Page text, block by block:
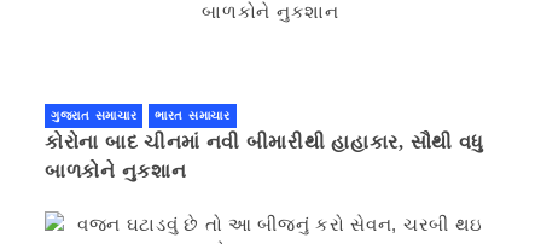
ગુજરાત સમાચાર ભારત સમાચાર
કોરોના બાદ ચીનમાં નવી બીમારીથી હાહાકાર, સૌથી વધુ
બાળકોને નુકશાન